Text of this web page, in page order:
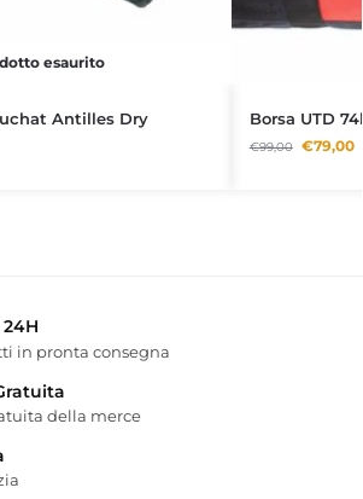
esaurito
Antilles Dry Borsa UTD
€99,00 €79,00
in pronta consegna
della merce